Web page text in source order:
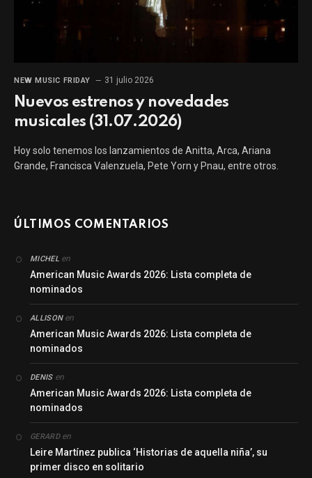
NEW MUSIC FRIDAY 31 julio 2026
Nuevos estrenos y novedades
musicales (31.07.2026)
Hoy solo tenemos los lanzamientos de Anitta, Arca, Ariana
Grande, Francisca Valenzuela, Pete Yorn y Pnau, entre otros.
ÚLTIMOS COMENTARIOS
MICHELen
American Music Awards 2026: Lista completa de
nominados
ALLISONen
American Music Awards 2026: Lista completa de
nominados
DENISen
American Music Awards 2026: Lista completa de
nominados
GERARDen
Leire Martínez publica ‘Historias de aquella niña’, su
primer disco en solitario